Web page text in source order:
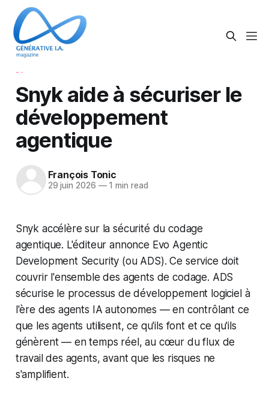
Snyk aide à sécuriser le
développement
agentique
François Tonic
29 juin 2026 —1 min read
Snyk accélère sur la sécurité du codage
agentique. L'éditeur annonce Evo Agentic
Development Security (ou ADS). Ce service doit
couvrir l'ensemble des agents de codage. ADS
sécurise le processus de développement logiciel à
l'ère des agents IA autonomes — en contrôlant ce
que les agents utilisent, ce qu'ils font et ce qu'ils
génèrent — en temps réel, au cœur du flux de
travail des agents, avant que les risques ne
s'amplifient.